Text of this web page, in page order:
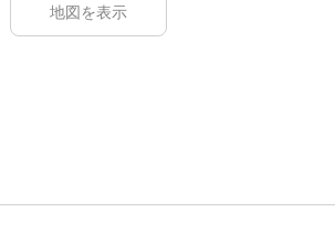
地図を表示